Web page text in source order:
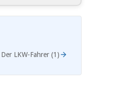
Der LKW-Fahrer (1)